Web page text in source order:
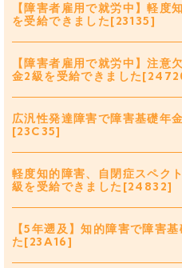
【障害者雇用で就労中】軽度
を受給できました[23135]
【障害者雇用で就労中】注意
金2級を受給できました
広汎性発達障害で障害基礎年
[23C35]
軽度知的障害、自閉症スペク
級を受給できました[24832]
【5年遡及】知的障害で障害
た[23A16]